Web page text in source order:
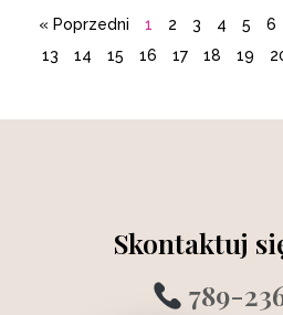
« Poprzedni 1 2 3 4 5 6
13
14 15 16 17 18 19
Skontaktuj
789-